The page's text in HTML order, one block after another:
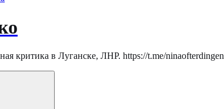
критика в Луганске, ЛНР. https://t.me/ninaofterdingen